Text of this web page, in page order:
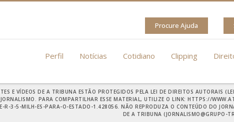
Procure Ajuda
Perfil Notícias Cotidiano Clipping
E VÍDEOS DE A TRIBUNA ESTÃO PROTEGIDOS PELA LEI DE DIREITOS AUTORAIS
PARA COMPARTILHAR ESSE MATERIAL, UTILIZE O LINK: HTTPS://
R-3-5-MILH-ES-PARA-O-ESTADO-1.428056. NÃO REPRODUZA O CONTEÚDO DO
DE A TRIBUNA (JORNALISMO@GRUPO-